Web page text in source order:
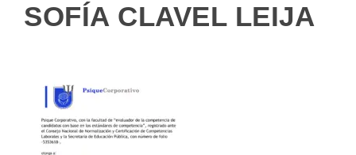
SOFÍA CLAVEL LEIJA